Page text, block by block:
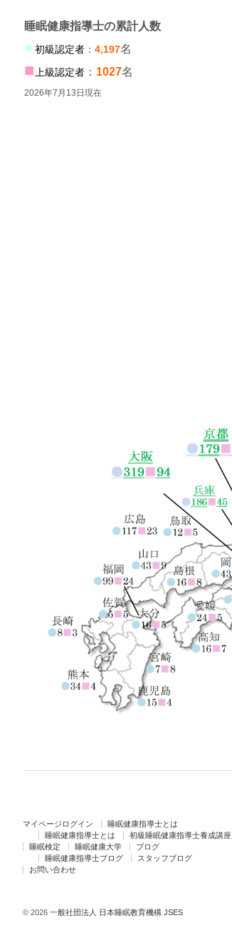
睡眠健康指導士の累計人数
●初級認定者 ： 4,197名
■ 上級認定者 ： 1027名
2026年7月13日現在
マイページログイン
睡眠健康指導士とは
睡眠健康指導士とは
初級睡眠健康指導士養成講座
睡眠検定
睡眠健康大学
ブログ
睡眠健康指導士ブログ
スタッフブログ
お問い合わせ
© 2026 一般社団法人 日本睡眠教育機構 JSES